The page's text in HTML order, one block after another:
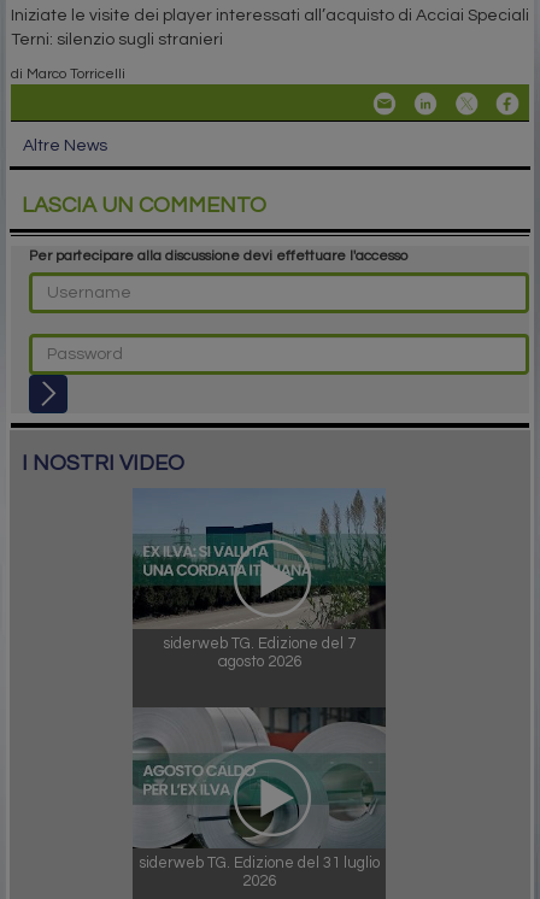
Iniziate le visite dei player interessati all’acquisto di Acciai Speciali
Terni: silenzio sugli stranieri
di Marco Torricelli
Altre News
LASCIA UN COMMENTO
Per partecipare alla discussione devi effettuare l'accesso
I NOSTRI VIDEO
siderweb TG. Edizione del 7
agosto 2026
siderweb TG. Edizione del 31 luglio
2026